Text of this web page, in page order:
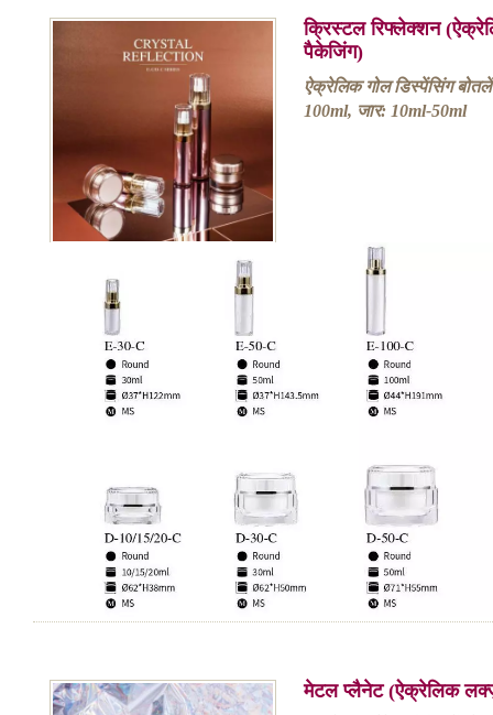
क्रिस्टल रिफ्लेक्शन
पैकेजिंग)
ऐक्रेलिक गोल डिस्पेंसिंग
100ml, जार: 10ml-50ml
मेटल प्लैनेट (ऐक्रेलिक